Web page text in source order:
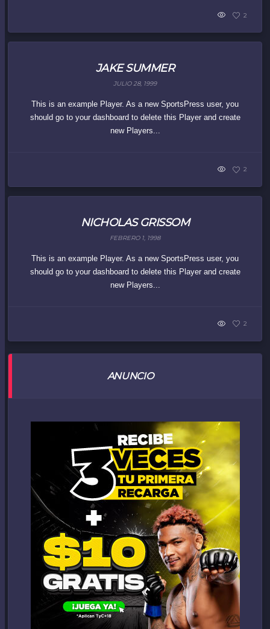
2
JAKE SUMMER
JULIO 28, 1999
This is an example Player. As a new SportsPress user, you
should go to your dashboard to delete this Player and create
new Players...
2
NICHOLAS GRISSOM
FEBRERO 1, 1998
This is an example Player. As a new SportsPress user, you
should go to your dashboard to delete this Player and create
new Players...
2
ANUNCIO